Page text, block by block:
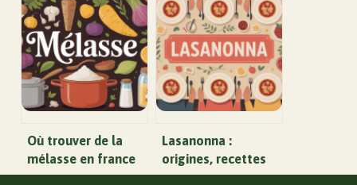
choisir, utiliser et
entretenir votre
boîte repas
recette savoureuse
et facile à réussir
Où trouver de la
mélasse en france
et comment bien la
Lasanonna :
origines, recettes
et secrets de ce